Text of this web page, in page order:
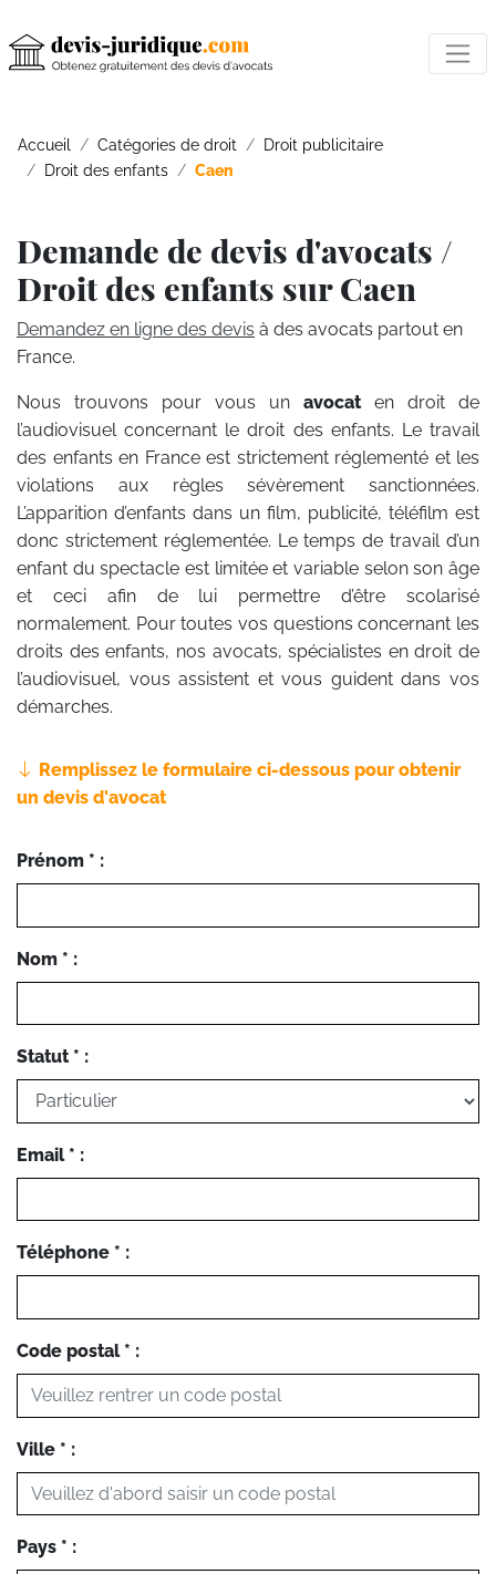
Accueil Catégories de droit
Droit publicitaire
Droit des enfants
Caen
Demande de devis d'avocats /
Droit des enfants sur Caen
Demandez en ligne des devis à des avocats partout en
France.
Nous trouvons pour vous un avocat en droit de
l’audiovisuel concernant le droit des enfants. Le travail
des enfants en France est strictement réglementé et les
violations aux règles sévèrement sanctionnées.
L’apparition d’enfants dans un film, publicité, téléfilm est
donc strictement réglementée. Le temps de travail d’un
enfant du spectacle est limitée et variable selon son âge
et ceci afin de lui permettre d’être scolarisé
normalement. Pour toutes vos questions concernant les
droits des enfants, nos avocats, spécialistes en droit de
l’audiovisuel, vous assistent et vous guident dans vos
démarches.
Remplissez le formulaire ci-dessous pour obtenir
un devis d'avocat
Prénom * :
Nom * :
Statut * :
Email * :
Téléphone * :
Code postal * :
Ville * :
Pays * :